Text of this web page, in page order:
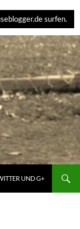
UND G+
surfen.